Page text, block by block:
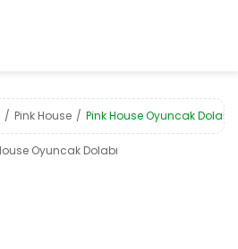
Pink House Pink House Oyuncak Dolabı